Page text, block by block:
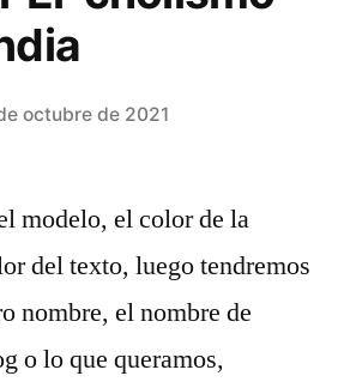
octubre de 2021
modelo, el color de la
del texto, luego tendremos
nombre, el nombre de
o lo que queramos,